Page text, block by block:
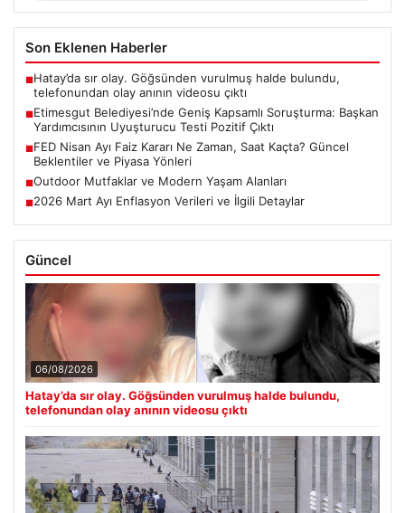
Son Eklenen Haberler
■Hatay’da sır olay. Göğsünden vurulmuş halde bulundu,
telefonundan olay anının videosu çıktı
■Etimesgut Belediyesi’nde Geniş Kapsamlı Soruşturma: Başkan
Yardımcısının Uyuşturucu Testi Pozitif Çıktı
■FED Nisan Ayı Faiz Kararı Ne Zaman, Saat Kaçta? Güncel
Beklentiler ve Piyasa Yönleri
■Outdoor Mutfaklar ve Modern Yaşam Alanları
■2026 Mart Ayı Enflasyon Verileri ve İlgili Detaylar
Güncel
06/08/2026
Hatay’da sır olay. Göğsünden vurulmuş halde bulundu,
telefonundan olay anının videosu çıktı